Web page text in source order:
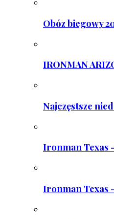
Obóz biegowy
IRONMAN
Najczęstsze
Ironman Texas
Ironman Texas